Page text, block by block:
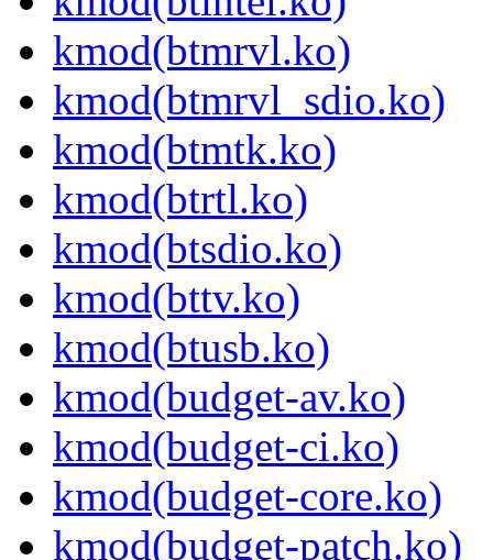
kmod(btmrvl.ko)
kmod(btmrvl_sdio.ko)
kmod(btmtk.ko)
kmod(btrtl.ko)
kmod(btsdio.ko)
kmod(bttv.ko)
kmod(btusb.ko)
kmod(budget-av.ko)
kmod(budget-ci.ko)
kmod(budget-core.ko)
kmod(budget-patch.ko)